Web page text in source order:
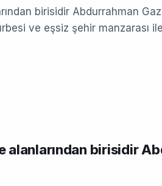
birisidir Abdurrahman
ve eşsiz şehir manzarası
alanlarından birisidir